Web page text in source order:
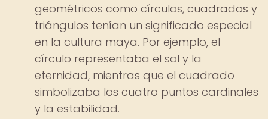
geométricos como círculos, cuadrados y
triángulos tenían un significado especial
en la cultura maya. Por ejemplo, el
círculo representaba el sol y la
eternidad, mientras que el cuadrado
simbolizaba los cuatro puntos cardinales
y la estabilidad.